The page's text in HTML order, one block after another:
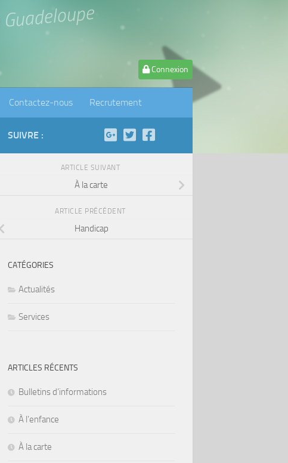
Guadeloupe
Connexion
Contactez-nous Recrutement
SUIVRE :
ARTICLE SUIVANT
À la carte
ARTICLE PRÉCÉDENT
Handicap
CATÉGORIES
Actualités
Services
ARTICLES RÉCENTS
Bulletins d’informations
À l’enfance
À la carte